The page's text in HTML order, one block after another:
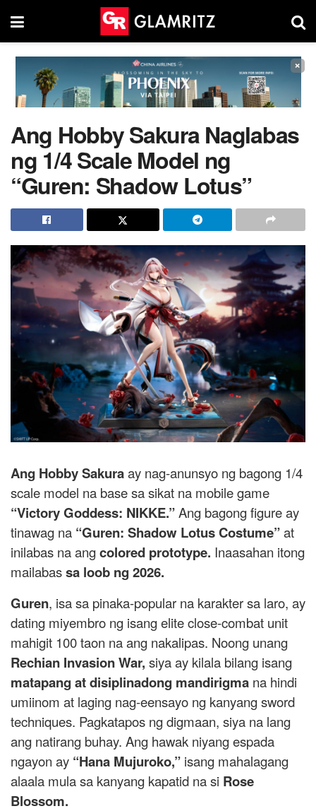
×
Ang Hobby Sakura Naglabas
ng 1/4 Scale Model ng
“Guren: Shadow Lotus”
Ang Hobby Sakuraay nag-anunsyo ng bagong 1/4
scale model na base sa sikat na mobile game
“Victory Goddess: NIKKE.”Ang bagong figure ay
tinawag na “Guren: Shadow Lotus Costume”at
inilabas na angcolored prototype. Inaasahan itong
mailabassa loob ng 2026.
Guren, isa sa pinaka-popular na karakter sa laro, ay
dating miyembro ng isang elite close-combat unit
mahigit 100 taon na ang nakalipas. Noong unang
Rechian Invasion War, siya ay kilala bilang isang
matapang at disiplinadong mandirigma na hindi
umiinom at laging nag-eensayo ng kanyang sword
techniques. Pagkatapos ng digmaan, siya na lang
ang natirang buhay. Ang hawak niyang espada
ngayon ay “Hana Mujuroko,” isang mahalagang
alaala mula sa kanyang kapatid na si Rose
Blossom.